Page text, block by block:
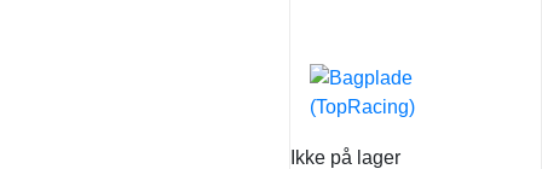
Ikke på lager